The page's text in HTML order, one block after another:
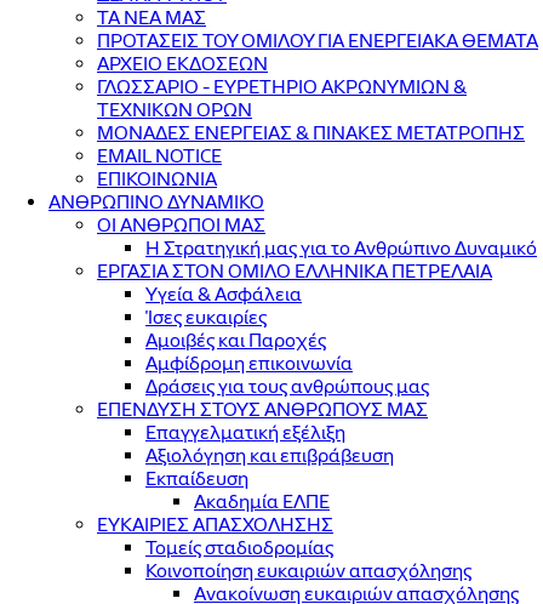
ΤΑ ΝΕΑ ΜΑΣ
ΠΡΟΤΑΣΕΙΣ ΤΟΥ ΟΜΙΛΟΥ ΓΙΑ ΕΝΕΡΓΕΙΑΚΑ ΘΕΜΑΤΑ
ΑΡΧΕΙΟ ΕΚΔΟΣΕΩΝ
ΓΛΩΣΣΑΡΙΟ - ΕΥΡΕΤΗΡΙΟ ΑΚΡΩΝΥΜΙΩΝ &
ΤΕΧΝΙΚΩΝ ΟΡΩΝ
ΜΟΝΑΔΕΣ ΕΝΕΡΓΕΙΑΣ & ΠΙΝΑΚΕΣ ΜΕΤΑΤΡΟΠΗΣ
EMAIL NOTICE
ΕΠΙΚΟΙΝΩΝΙΑ
ΑΝΘΡΩΠΙΝΟ ΔΥΝΑΜΙΚΟ
ΟΙ ΑΝΘΡΩΠΟΙ ΜΑΣ
Η Στρατηγική μας για το Ανθρώπινο Δυναμικό
ΕΡΓΑΣΙΑ ΣΤΟΝ ΟΜΙΛΟ ΕΛΛΗΝΙΚΑ ΠΕΤΡΕΛΑΙΑ
Υγεία & Ασφάλεια
Ίσες ευκαιρίες
Αμοιβές και Παροχές
Αμφίδρομη επικοινωνία
Δράσεις για τους ανθρώπους μας
ΕΠΕΝΔΥΣΗ ΣΤΟΥΣ ΑΝΘΡΩΠΟΥΣ ΜΑΣ
Επαγγελματική εξέλιξη
Αξιολόγηση και επιβράβευση
Εκπαίδευση
Ακαδημία ΕΛΠΕ
ΕΥΚΑΙΡΙΕΣ ΑΠΑΣΧΟΛΗΣΗΣ
Τομείς σταδιοδρομίας
Κοινοποίηση ευκαιριών απασχόλησης
Ανακοίνωση ευκαιριών απασχόλησης